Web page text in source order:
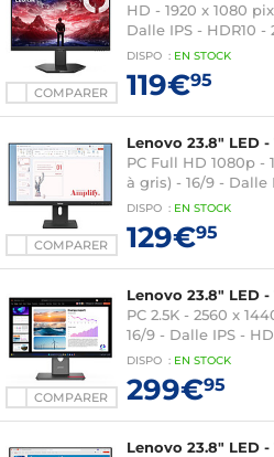
COMPARER
HD - 1920 x 1080
Dalle IPS - HDR10
HDMI/DisplayPort -
DISPO : EN STOCK
119€95
COMPARER
Lenovo 23.8" LED
PC Full HD 1080p -
à gris) - 16/9 - Dalle
HDMI/DisplayPort/
DISPO : EN STOCK
129€95
COMPARER
Lenovo 23.8" LED
PC 2.5K - 2560 x
16/9 - Dalle IPS -
DisplayPort/HDMI -
DISPO : EN STOCK
299€95
Lenovo 23.8" LED